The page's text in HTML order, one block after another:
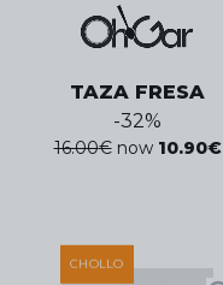
TAZA FRESA
-32%
16.00€ now 10.90€
CHOLLO